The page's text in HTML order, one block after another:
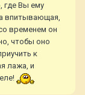
где Вы ему
впитывающая,
временем он
чтобы оно
к
лажа, и